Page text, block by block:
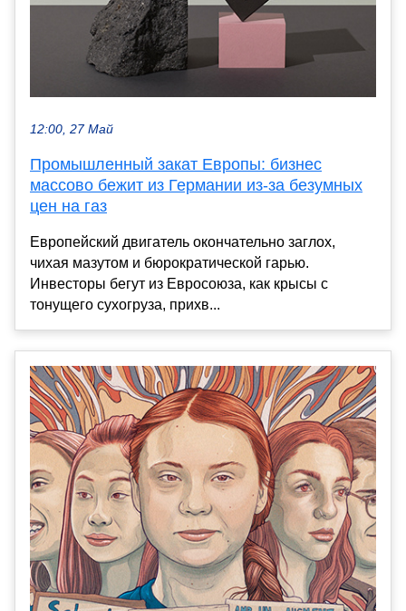
12:00, 27 Май
Промышленный закат Европы: бизнес
массово бежит из Германии из-за безумных
цен на газ
Европейский двигатель окончательно заглох,
чихая мазутом и бюрократической гарью.
Инвесторы бегут из Евросоюза, как крысы с
тонущего сухогруза, прихв...